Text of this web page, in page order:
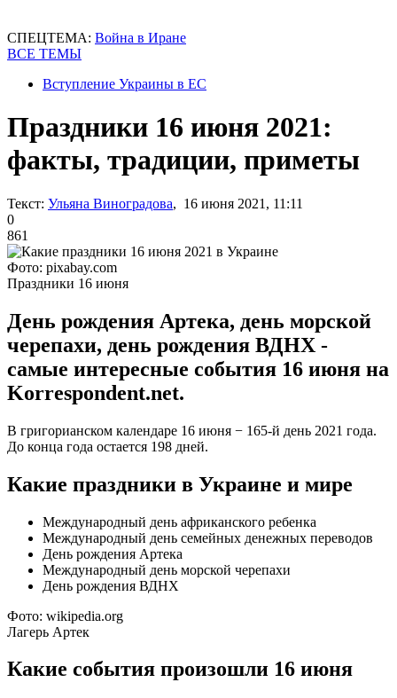
СПЕЦТЕМА: Война в Иране
ВСЕ ТЕМЫ
Вступление Украины в ЕС
Праздники 16 июня 2021:
факты, традиции, приметы
Текст: Ульяна Виноградова, 16 июня 2021, 11:11
0
861
Фото: pixabay.com
Праздники 16 июня
День рождения Артека, день морской
черепахи, день рождения ВДНХ -
самые интересные события 16 июня на
Korrespondent.net.
В григорианском календаре 16 июня − 165-й день 2021 года.
До конца года остается 198 дней.
Какие праздники в Украине и мире
Международный день африканского ребенка
Международный день семейных денежных переводов
День рождения Артека
Международный день морской черепахи
День рождения ВДНХ
Фото: wikipedia.org
Лагерь Артек
Какие события произошли 16 июня